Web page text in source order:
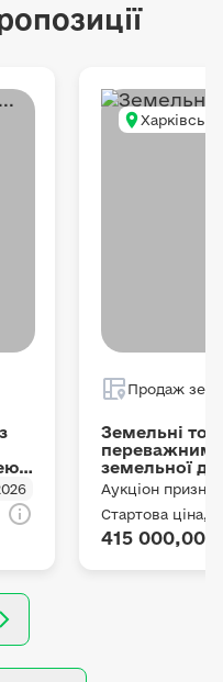
-
Продаж
Земельні
переважним
земельної
5,7207 га,
-
цільове
ведення
виробництва,
Аукціон
Стартова ціна,
415 000,00